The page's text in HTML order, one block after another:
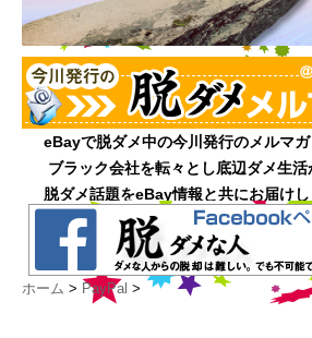
ホーム > PayPal >